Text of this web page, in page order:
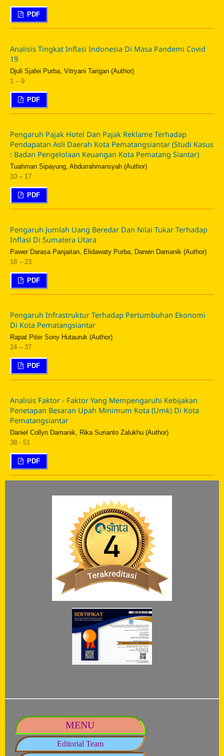
PDF
Analisis Tingkat Inflasi Indonesia Di Masa Pandemi Covid
19
Djuli Sjafei Purba, Vitryani Tarigan (Author)
1 – 9
PDF
Pengaruh Pajak Hotel Dan Pajak Reklame Terhadap
Pendapatan Asli Daerah Kota Pematangsiantar (Studi Kasus
: Badan Pengelolaan Keuangan Kota Pematang Siantar)
Tuahman Sipayung, Abdurrahmansyah (Author)
10 – 17
PDF
Pengaruh Jumlah Uang Beredar Dan Nilai Tukar Terhadap
Inflasi Di Sumatera Utara
Pawer Darasa Panjaitan, Elidawaty Purba, Darwin Damanik (Author)
18 – 23
PDF
Pengaruh Infrastruktur Terhadap Pertumbuhan Ekonomi
Di Kota Pematangsiantar
Rapat Piter Sony Hutauruk (Author)
24 – 37
PDF
Analisis Faktor - Faktor Yang Mempengaruhi Kebijakan
Penetapan Besaran Upah Minimum Kota (Umk) Di Kota
Pematangsiantar
Daniel Collyn Damanik, Rika Surianto Zalukhu (Author)
38 - 51
PDF
MENU
Editorial Team